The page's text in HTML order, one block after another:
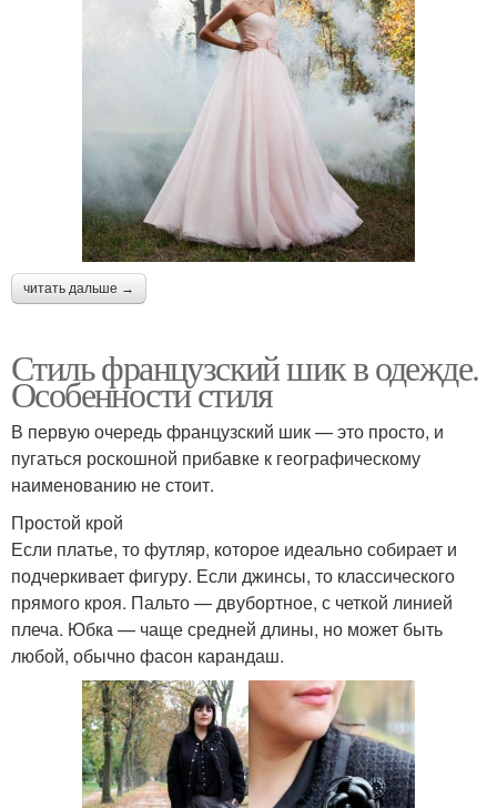
читать дальше →
Стиль французский шик в одежде.
Особенности стиля
В первую очередь французский шик — это просто, и
пугаться роскошной прибавке к географическому
наименованию не стоит.
Простой крой
Если платье, то футляр, которое идеально собирает и
подчеркивает фигуру. Если джинсы, то классического
прямого кроя. Пальто — двубортное, с четкой линией
плеча. Юбка — чаще средней длины, но может быть
любой, обычно фасон карандаш.